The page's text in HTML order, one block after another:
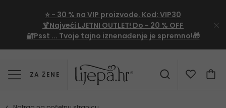
⭐ - 30 % na VIP proizvode. Kod: VIP30
🍹Najveći LJETNI OUTLET! Do - 20 % OFF
🔐Psst ... Tvoje tajno iznenađenje je spremno!🎁
ZA ŽENE